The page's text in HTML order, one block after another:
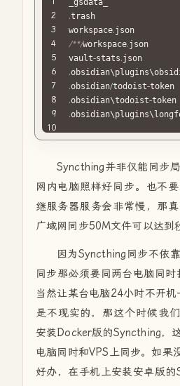
.trash
workspace.
/**/workspace.json
vault-stats.
.
.obsidian/todoist-
.obsidian\todoist-
.
Syncthing并非仅能同步
网内电脑照样好同步。也不
继服务器服务会非常慢，那
广域网同步50M文件可以达到
因为Syncthing同步不依
同步那必须要同两台电脑同时
当然让某台电脑24小时不开
是不现实的，那这个时候我
安装Docker版的Syncthing，
电脑同时和VPS上同步。如果
好办，在手机上安装安卓版的